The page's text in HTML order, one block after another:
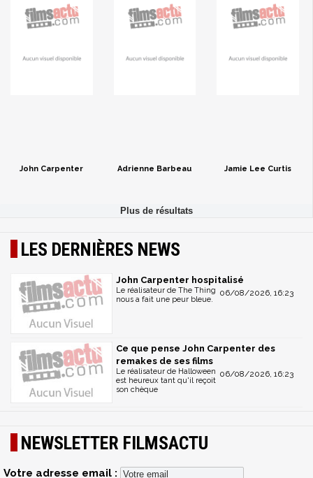
John Carpenter Adrienne Barbeau Jamie Lee Curtis
LES DERNIÈRES NEWS
John Carpenter hospitalisé
06/08/2026, 16:23
Le réalisateur de The Thing
nous a fait une peur bleue.
Ce que pense John Carpenter des
remakes de ses films
06/08/2026, 16:23
Le réalisateur de Halloween
est heureux tant qu'il reçoit
son chèque
NEWSLETTER FILMSACTU
Votre adresse email :